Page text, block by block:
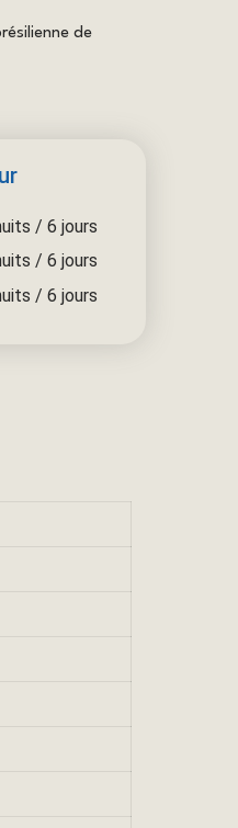
de
/ 6 jours
/ 6 jours
/ 6 jours